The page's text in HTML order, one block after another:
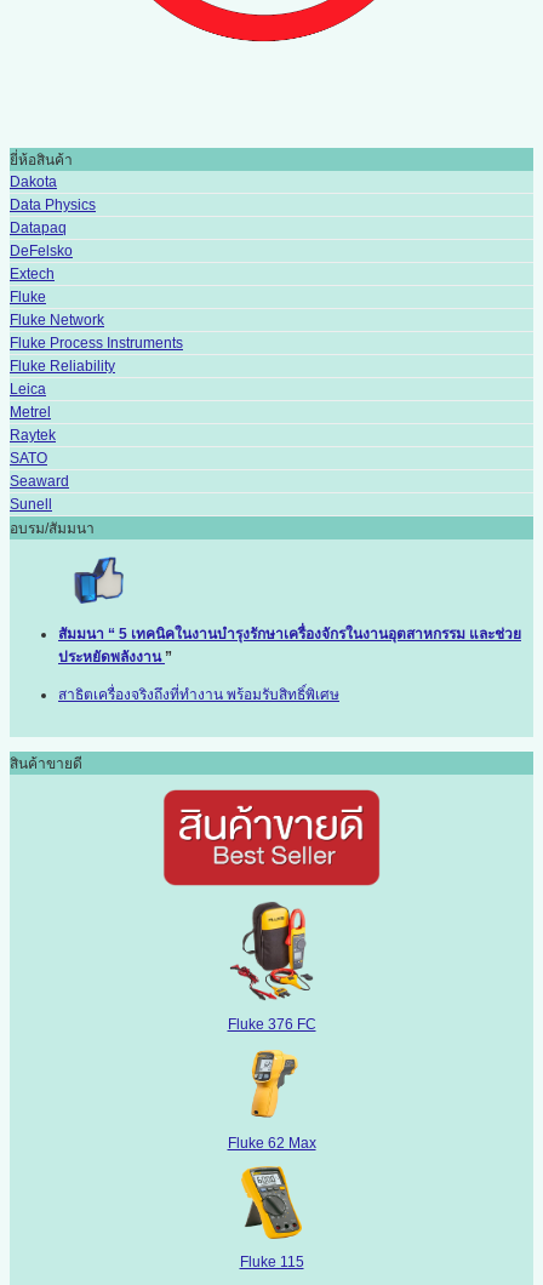
ยี่ห้อสินค้า
Dakota
Data Physics
Datapaq
DeFelsko
Extech
Fluke
Fluke Network
Fluke Process Instruments
Fluke Reliability
Leica
Metrel
Raytek
SATO
Seaward
Sunell
อบรม/สัมมนา
สัมมนา “ 5 เทคนิคในงานบำรุงรักษาเครื่องจักรในงานอุตสาหกรรม และช่วย
ประหยัดพลังงาน ”
สาธิตเครื่องจริงถึงที่ทำงาน พร้อมรับสิทธิ์พิเศษ
สินค้าขายดี
Fluke 376 FC
Fluke 62 Max
Fluke 115